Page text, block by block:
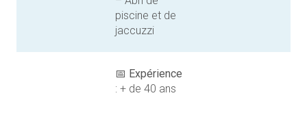
piscine et de
jaccuzzi
📅 Expérience
: + de 40 ans